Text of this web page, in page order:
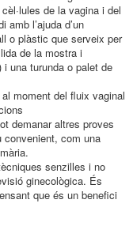
de la vagina i del
amb l’ajuda d’un
o plàstic que serveix per
de la mostra i
i una turunda o palet de
moment del fluix vaginal
demanar altres proves
convenient, com una
senzilles i no
ginecològica. És
que és un benefici